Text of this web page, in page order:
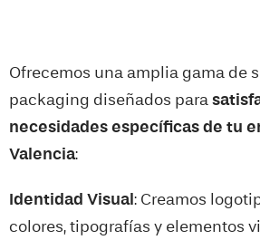
Ofrecemos una amplia gama de
packaging diseñados para
necesidades específicas de tu
Valencia:
Identidad Visual : Creamos
colores, tipografías y elementos